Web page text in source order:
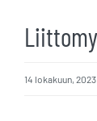
14 lokakuun, 2023